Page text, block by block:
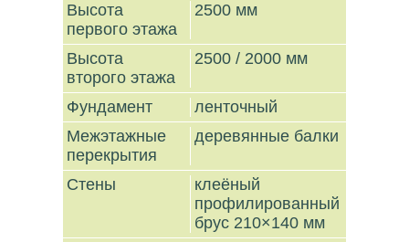
Высота
первого этажа
2500 мм
Высота
второго этажа
2500 / 2000 мм
Фундамент
ленточный
Межэтажные
перекрытия
деревянные балки
Стены
клеёный
профилированный
брус 210×140 мм